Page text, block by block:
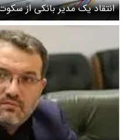
انتقاد یک مدیر بانکی از